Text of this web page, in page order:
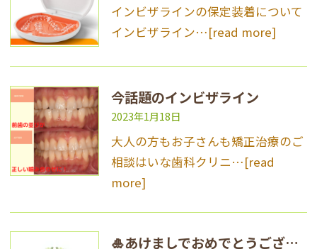
インビザラインの保定装着について
インビザライン…[read more]
今話題のインビザライン
2023年1月18日
大人の方もお子さんも矯正治療のご
相談はいな歯科クリニ…[read
more]
🎍あけましでおめでとうございます🎌